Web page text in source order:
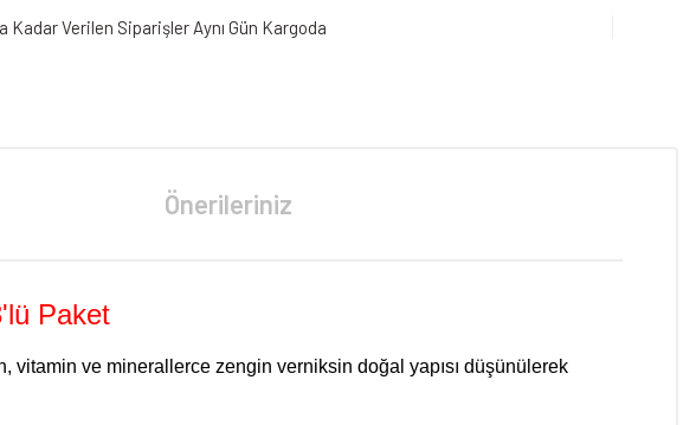
Kadar Verilen Siparişler Aynı Gün Kargoda
Önerileriniz
Paket
ve minerallerce zengin verniksin doğal yapısı düşünülerek